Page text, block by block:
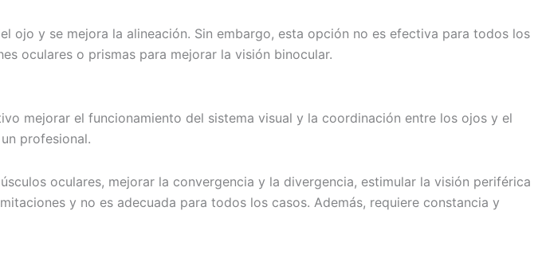
y se mejora la alineación. Sin embargo, esta opción no es efectiva para todos los
oculares o prismas para mejorar la visión binocular.
mejorar el funcionamiento del sistema visual y la coordinación entre los ojos y el
profesional.
oculares, mejorar la convergencia y la divergencia, estimular la visión periférica
y no es adecuada para todos los casos. Además, requiere constancia y